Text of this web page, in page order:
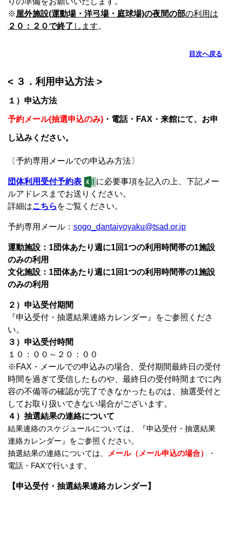
※屋外施設(運動場・洋弓場・庭球場)の夜間の部の利用は
２０：２０で終了 します。
目次へ戻る
< ３．利用申込方法 >
１）申込方法
予約メール(抽選申込のみ) ・電話・FAX・来館にて、お申
し込みください。
〔予約専用メールでの申込み方法〕
団体利用受付予約表
に必要事項を記入の上、下記メー
ルアドレスまでお送りください。
詳細はこちら をご覧ください。
予約専用メール： sogo_dantaiyoyaku@tsad.or.jp
運動施設：1団体あたり週に1回1つの利用時間帯の1施設
のみの利用
文化施設：1団体あたり週に1回1つの利用時間帯の1施設
のみの利用
２）申込受付期間
『申込受付・抽選結果連絡カレンダー』をご参照くださ
い。
３）申込受付時間
１０：００～２０：００
※FAX・メールでの申込みの場合、受付期間最終日の受付
時間を過ぎて受信したものや、最終日の受付時間までに内
容の不備等の確認が完了できなかったものは、抽選受付と
してお取り扱いできない場合がございます。
４）抽選結果の連絡について
結果連絡のスケジュールについては、『申込受付・抽選結果
連絡カレンダー』をご参照ください。
抽選結果の連絡については、 メール（メール申込の場合）
・
電話・FAXで行います。
【申込受付・抽選結果連絡カレンダー】